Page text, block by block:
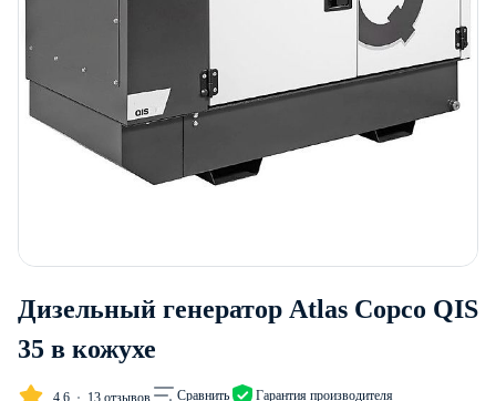
Дизельный генератор Atlas Copco QIS
35 в кожухе
4.6 13 отзывов Сравнить Гарантия производителя